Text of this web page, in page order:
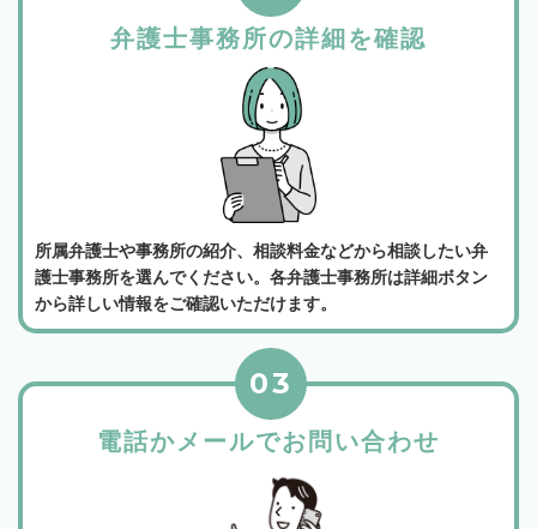
弁護士事務所の詳細を確認
所属弁護士や事務所の紹介、相談料金などから相談したい弁
護士事務所を選んでください。各弁護士事務所は詳細ボタン
から詳しい情報をご確認いただけます。
電話かメールでお問い合わせ
03